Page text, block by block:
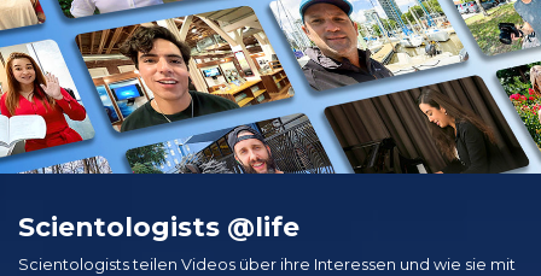
Scientologists @life
Scientologists teilen Videos über ihre Interessen und wie sie mit